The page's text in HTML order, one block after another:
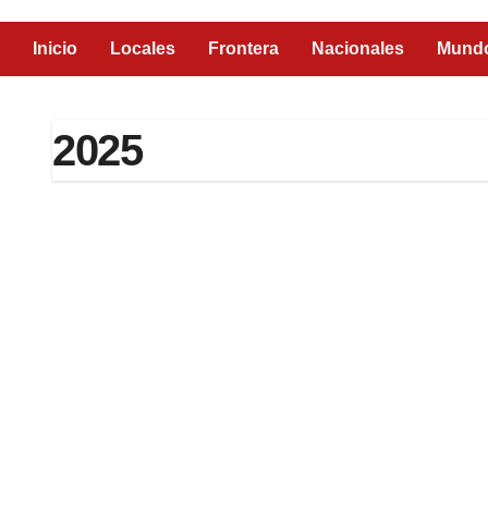
Inicio Locales Frontera Nacionales
2025